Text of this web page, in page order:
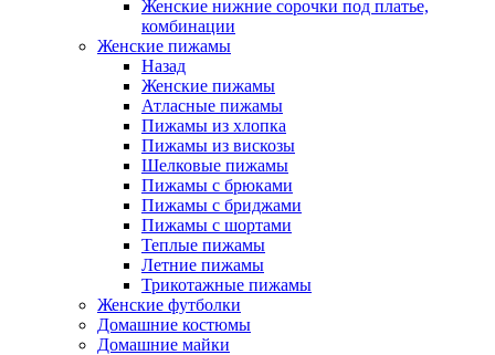
Женские нижние сорочки под платье,
комбинации
Женские пижамы
Назад
Женские пижамы
Атласные пижамы
Пижамы из хлопка
Пижамы из вискозы
Шелковые пижамы
Пижамы с брюками
Пижамы с бриджами
Пижамы с шортами
Теплые пижамы
Летние пижамы
Трикотажные пижамы
Женские футболки
Домашние костюмы
Домашние майки